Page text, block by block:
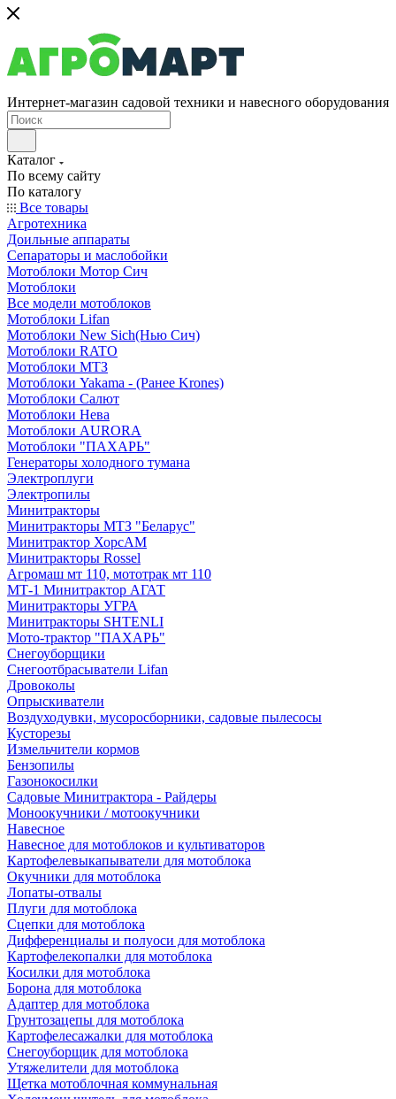
Интернет-магазин садовой техники и навесного оборудования
Каталог
По всему сайту
По каталогу
Все товары
Агротехника
Доильные аппараты
Сепараторы и маслобойки
Мотоблоки Мотор Сич
Мотоблоки
Все модели мотоблоков
Мотоблоки Lifan
Мотоблоки New Sich(Нью Сич)
Мотоблоки RATO
Мотоблоки МТЗ
Мотоблоки Yakama - (Ранее Krones)
Мотоблоки Салют
Мотоблоки Нева
Мотоблоки AURORA
Мотоблоки "ПАХАРЬ"
Генераторы холодного тумана
Электроплуги
Электропилы
Минитракторы
Минитракторы МТЗ "Беларус"
Минитрактор ХорсАМ
Минитракторы Rossel
Агромаш мт 110, мототрак мт 110
МТ-1 Минитрактор АГАТ
Минитракторы УГРА
Минитракторы SHTENLI
Мото-трактор "ПАХАРЬ"
Снегоуборщики
Снегоотбрасыватели Lifan
Дровоколы
Опрыскиватели
Воздуходувки, мусоросборники, cадовые пылесосы
Кусторезы
Измельчители кормов
Бензопилы
Газонокосилки
Садовые Минитрактора - Райдеры
Моноокучники / мотоокучники
Навесное
Навесное для мотоблоков и культиваторов
Картофелевыкапыватели для мотоблока
Окучники для мотоблока
Лопаты-отвалы
Плуги для мотоблока
Сцепки для мотоблока
Дифференциалы и полуоси для мотоблока
Картофелекопалки для мотоблока
Косилки для мотоблока
Борона для мотоблока
Адаптер для мотоблока
Грунтозацепы для мотоблока
Картофелесажалки для мотоблока
Снегоуборщик для мотоблока
Утяжелители для мотоблока
Щетка мотоблочная коммунальная